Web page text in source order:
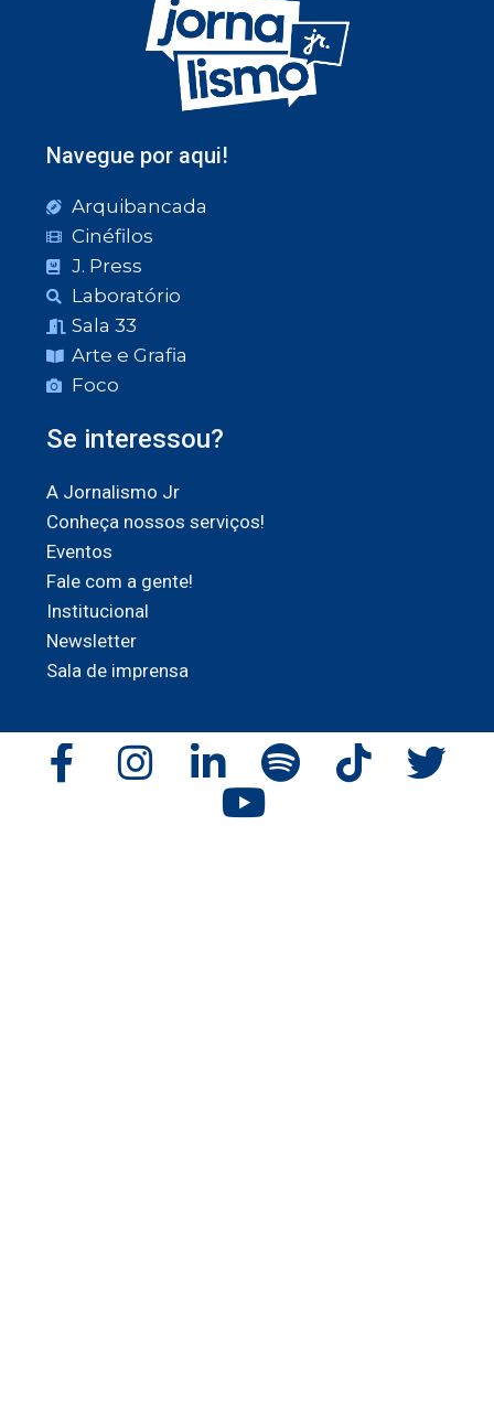
Navegue por aqui!
Arquibancada
Cinéfilos
J. Press
Laboratório
Sala 33
Arte e Grafia
Foco
Se interessou?
A Jornalismo Jr
Conheça nossos serviços!
Eventos
Fale com a gente!
Institucional
Newsletter
Sala de imprensa